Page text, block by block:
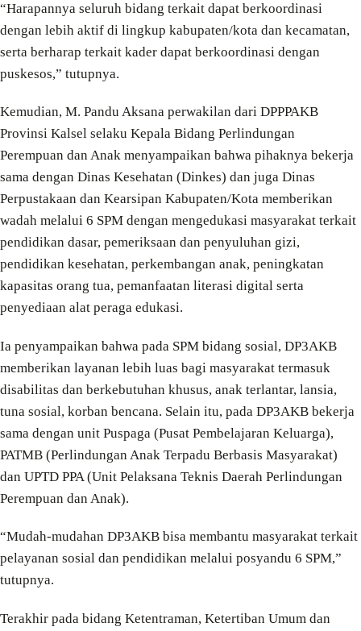
“Harapannya seluruh bidang terkait dapat berkoordinasi
dengan lebih aktif di lingkup kabupaten/kota dan kecamatan,
serta berharap terkait kader dapat berkoordinasi dengan
puskesos,” tutupnya.
Kemudian, M. Pandu Aksana perwakilan dari DPPPAKB
Provinsi Kalsel selaku Kepala Bidang Perlindungan
Perempuan dan Anak menyampaikan bahwa pihaknya bekerja
sama dengan Dinas Kesehatan (Dinkes) dan juga Dinas
Perpustakaan dan Kearsipan Kabupaten/Kota memberikan
wadah melalui 6 SPM dengan mengedukasi masyarakat terkait
pendidikan dasar, pemeriksaan dan penyuluhan gizi,
pendidikan kesehatan, perkembangan anak, peningkatan
kapasitas orang tua, pemanfaatan literasi digital serta
penyediaan alat peraga edukasi.
Ia penyampaikan bahwa pada SPM bidang sosial, DP3AKB
memberikan layanan lebih luas bagi masyarakat termasuk
disabilitas dan berkebutuhan khusus, anak terlantar, lansia,
tuna sosial, korban bencana. Selain itu, pada DP3AKB bekerja
sama dengan unit Puspaga (Pusat Pembelajaran Keluarga),
PATMB (Perlindungan Anak Terpadu Berbasis Masyarakat)
dan UPTD PPA (Unit Pelaksana Teknis Daerah Perlindungan
Perempuan dan Anak).
“Mudah-mudahan DP3AKB bisa membantu masyarakat terkait
pelayanan sosial dan pendidikan melalui posyandu 6 SPM,”
tutupnya.
Terakhir pada bidang Ketentraman, Ketertiban Umum dan